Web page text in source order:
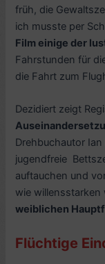
früh, die
ich musste per
Film einige der
Fahrstunden für
die Fahrt zum
Dezidiert zeigt
Drehbuchautor
jugendfreie
auftauchen und
wie
weiblichen
Flüchtige